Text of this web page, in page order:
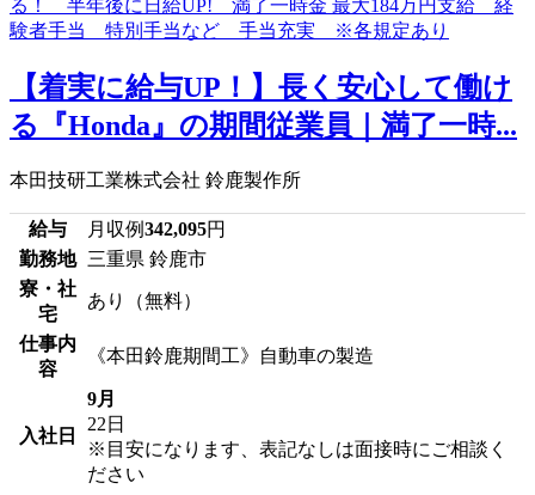
【着実に給与UP！】長く安心して働け
る『Honda』の期間従業員｜満了一時...
本田技研工業株式会社 鈴鹿製作所
給与 月収例342,095円
勤務地 三重県 鈴鹿市
寮・社
宅
あり（無料）
仕事内
容
《本田鈴鹿期間工》自動車の製造
入社日
9月
22日
※目安になります、表記なしは面接時にご相談く
ださい